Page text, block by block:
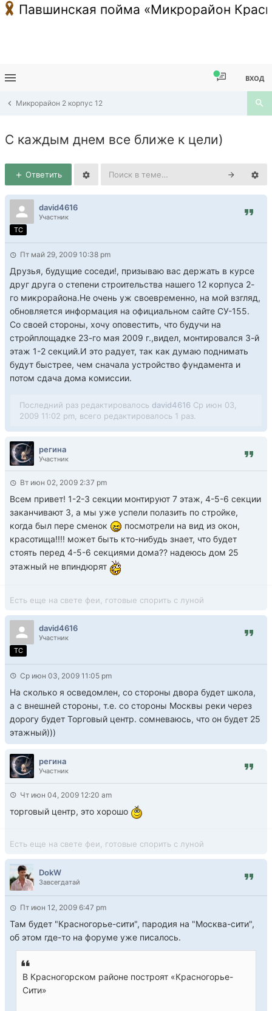
Павшинская пойма «Микрорайон
ВХОД
Микрорайон 2 корпус 12
С каждым днем все ближе к цели)
Ответить
david4616
Участник
TC
Пт май 29, 2009 10:38 pm
Друзья, будущие соседи!, призываю вас держать в курсе
друг друга о степени строительства нашего 12 корпуса 2-
го микрорайона.Не очень уж своевременно, на мой взгляд,
обновляется информация на официальном сайте СУ-155.
Со своей стороны, хочу оповестить, что будучи на
стройплощадке 23-го мая 2009 г.,видел, монтировался 3-й
этаж 1-2 секций.И это радует, так как думаю поднимать
будут быстрее, чем сначала устройство фундамента и
потом сдача дома комиссии.
Последний раз редактировалось david4616 Ср июн 03,
2009 11:02 pm, всего редактировалось 1 раз.
регина
Участник
Вт июн 02, 2009 2:37 pm
Всем привет! 1-2-3 секции монтируют 7 этаж, 4-5-6 секции
заканчивают 3, а мы уже успели полазить по стройке,
когда был пере сменок
посмотрели на вид из окон,
красотища!!!! может быть кто-нибудь знает, что будет
стоять перед 4-5-6 секциями дома?? надеюсь дом 25
этажный не впиндюрят
Есть еще на свете феи, готовые спорить с луной
david4616
Участник
TC
Ср июн 03, 2009 11:05 pm
На сколько я осведомлен, со стороны двора будет школа,
а с внешней стороны, т.е. со стороны Москвы реки через
дорогу будет Торговый центр. сомневаюсь, что он будет 25
этажный)))
регина
Участник
Чт июн 04, 2009 12:20 am
торговый центр, это хорошо
Есть еще на свете феи, готовые спорить с луной
DokW
Завсегдатай
Пт июн 12, 2009 6:47 pm
Там будет "Красногорье-сити", пародия на "Москва-сити",
об этом где-то на форуме уже писалось.
В Красногорском районе построят «Красногорье-
Сити»